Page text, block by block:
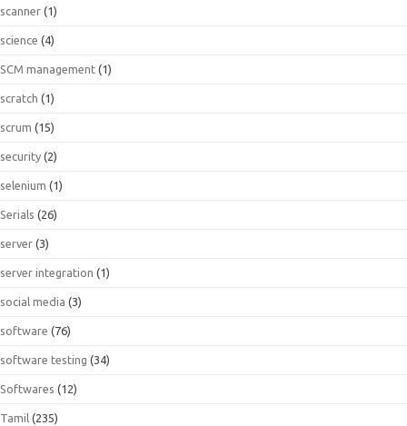
scanner (1)
science (4)
SCM management (1)
scratch (1)
scrum (15)
security (2)
selenium (1)
Serials (26)
server (3)
server integration (1)
social media (3)
software (76)
software testing (34)
Softwares (12)
Tamil (235)